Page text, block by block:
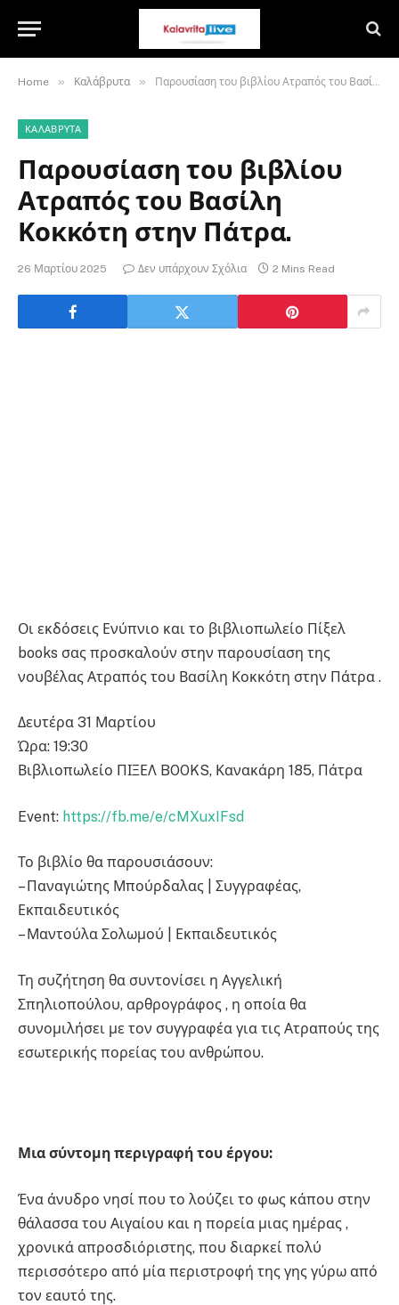
Home » Καλάβρυτα » Παρουσίαση του βιβλίου Ατραπός του Βασίλη Κοκκότη στην Πάτρα.
ΚΑΛΆΒΡΥΤΑ
Παρουσίαση του βιβλίου
Ατραπός του Βασίλη
Κοκκότη στην Πάτρα.
26 Μαρτίου 2025 Δεν υπάρχουν Σχόλια 2 Mins Read
Οι εκδόσεις Ενύπνιο και το βιβλιοπωλείο Πίξελ
books σας προσκαλούν στην παρουσίαση της
νουβέλας Ατραπός του Βασίλη Κοκκότη στην Πάτρα .
Δευτέρα 31 Μαρτίου
Ώρα: 19:30
Βιβλιοπωλείο ΠΙΞΕΛ BOOKS, Κανακάρη 185, Πάτρα
Event: https://fb.me/e/cMXuxIFsd
Το βιβλίο θα παρουσιάσουν:
– Παναγιώτης Μπούρδαλας | Συγγραφέας,
Εκπαιδευτικός
– Μαντούλα Σολωμού | Εκπαιδευτικός
Τη συζήτηση θα συντονίσει η Αγγελική
Σπηλιοπούλου, αρθρογράφος , η οποία θα
συνομιλήσει με τον συγγραφέα για τις Ατραπούς της
εσωτερικής πορείας του ανθρώπου.
Μια σύντομη περιγραφή του έργου:
Ένα άνυδρο νησί που το λούζει το φως κάπου στην
θάλασσα του Αιγαίου και η πορεία μιας ημέρας ,
χρονικά απροσδιόριστης, που διαρκεί πολύ
περισσότερο από μία περιστροφή της γης γύρω από
τον εαυτό της.